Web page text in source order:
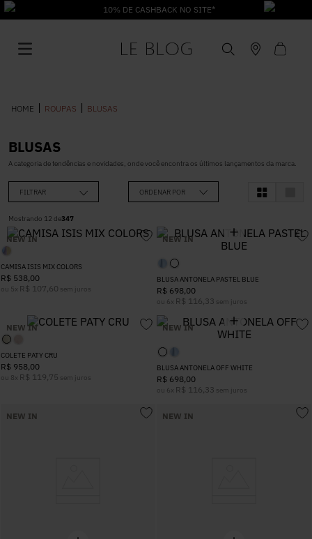
10% DE CASHBACK NO SITE*
ROUPAS BLUSAS
BLUSAS
A categoria de tendências e novidades, onde você encontra os últimos lançamentos da marca.
FILTRAR ORDENAR POR
Mostrando 12 de347
NEW IN
CAMISA ISIS MIX COLORS
R$ 538,00
ou 5 x R$ 107,60 sem juros
NEW IN
BLUSA ANTONELA PASTEL BLUE
R$ 698,00
ou 6 x R$ 116, 33 sem juros
NEW IN
COLETE PATY CRU
R$ 958,00
ou 8 x R$ 119,75 sem juros
NEW IN
BLUSA ANTONELA OFF WHITE
R$ 698,00
ou 6 x R$ 116, 33 sem juros
NEW IN NEW IN
1º Vestido
2º Roupas
4 º Jeans
5º Calça
Vestido Branco